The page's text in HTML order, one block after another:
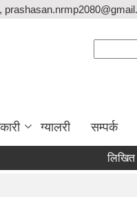
ग्यालरी सम्पर्क
लिखित